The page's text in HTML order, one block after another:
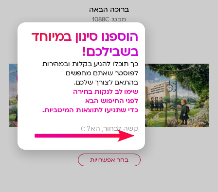
ברוכה הבאה
מקט: 1088C
בחר אפשרויות
ברוכות הבאות
בחר אפשרויות
הוספנו סינון במיוחד
בשבילכם!
כך תוכלו להגיע בקלות ובמהירות
לפוסטר שאתם מחפשים
בהתאם לצורך שלכם.
שימו לב לנקות בחירה
לפני החיפוש הבא
כדי שתגיעו לתוצאות המיטביות.
קשה לבחור, הא? :)